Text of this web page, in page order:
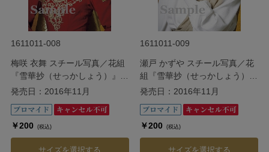
1611011-008
梅咲 衣舞 スチール写真／花組
『雪華抄（せっかしょう）』
『金色（こんじき）の砂漠』
発売日：2016年11月
￥200 (税込)
サイズを選択する
1611011-009
瀬戸 かずや スチール写真／花
組『雪華抄（せっかしょう）』
『金色（こんじき）の砂漠』
発売日：2016年11月
￥200 (税込)
サイズを選択する